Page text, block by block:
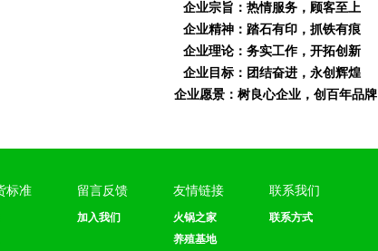
企业宗旨：热情服务，顾客至上
企业精神：踏石有印，抓铁有痕
企业理论：务实工作，开拓创新
企业目标：团结奋进，永创辉煌
企业愿景：树良心企业，创百年品牌
标准 留言反馈
加入我们
友情链接
火锅之家
养殖基地
联系我们
联系方式